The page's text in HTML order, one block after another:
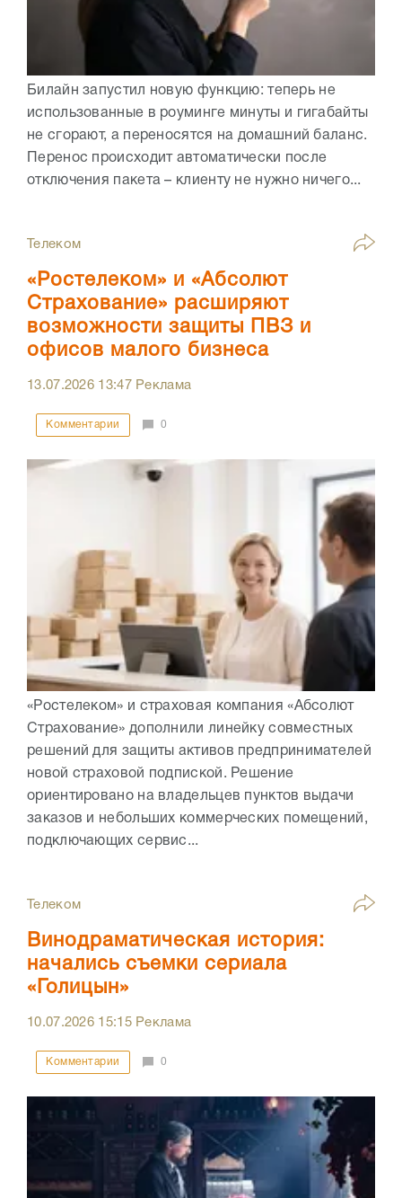
Билайн запустил новую функцию: теперь не
использованные в роуминге минуты и гигабайты
не сгорают, а переносятся на домашний баланс.
Перенос происходит автоматически после
отключения пакета – клиенту не нужно ничего...
Телеком
«Ростелеком» и «Абсолют
Страхование» расширяют
возможности защиты ПВЗ и
офисов малого бизнеса
13.07.2026 13:47 Реклама
Комментарии 0
«Ростелеком» и страховая компания «Абсолют
Страхование» дополнили линейку совместных
решений для защиты активов предпринимателей
новой страховой подпиской. Решение
ориентировано на владельцев пунктов выдачи
заказов и небольших коммерческих помещений,
подключающих сервис...
Телеком
Винодраматическая история:
начались съемки сериала
«Голицын»
10.07.2026 15:15Реклама
Комментарии 0